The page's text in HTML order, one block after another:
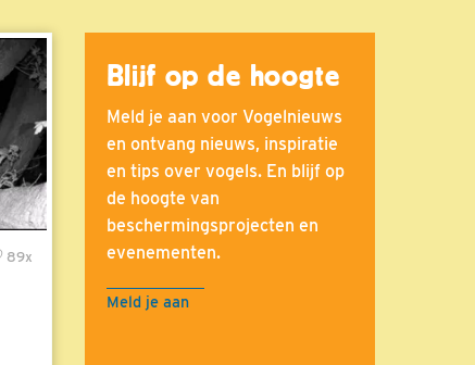
89x
Blijf op de hoogte
Meld je aan voor Vogelnieuws
en ontvang nieuws, inspiratie
en tips over vogels. En blijf op
de hoogte van
beschermingsprojecten en
evenementen.
Meld je aan